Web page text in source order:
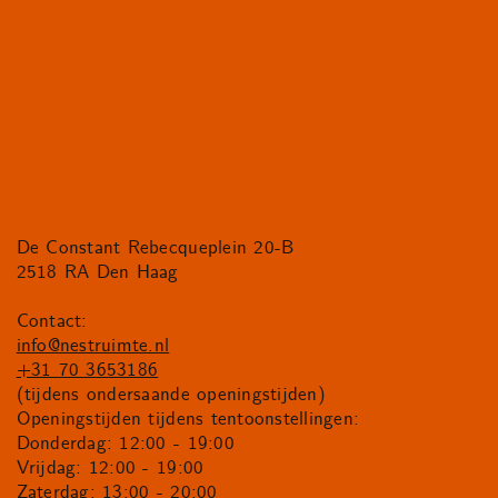
De Constant Rebecqueplein 20-B
2518 RA Den Haag
Contact:
info@nestruimte.nl
+31 70 3653186
(tijdens ondersaande openingstijden)
Openingstijden tijdens tentoonstellingen:
Donderdag: 12:00 - 19:00
Vrijdag: 12:00 - 19:00
Zaterdag: 13:00 - 20:00